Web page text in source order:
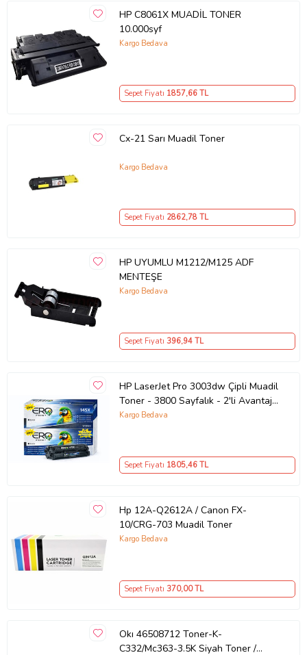
HP C8061X MUADİL TONER
10.000syf
Kargo Bedava
Sepet Fiyatı 1857,66 TL
Cx-21 Sarı Muadil Toner
Kargo Bedava
Sepet Fiyatı 2862,78 TL
HP UYUMLU M1212/M125 ADF
MENTEŞE
Kargo Bedava
Sepet Fiyatı 396,94 TL
HP LaserJet Pro 3003dw Çipli Muadil
Toner - 3800 Sayfalık - 2'li Avantaj
Paket
Kargo Bedava
Sepet Fiyatı 1805,46 TL
Hp 12A-Q2612A / Canon FX-
10/CRG-703 Muadil Toner
Kargo Bedava
Sepet Fiyatı 370,00 TL
Okı 46508712 Toner-K-
C332/Mc363-3.5K Siyah Toner /